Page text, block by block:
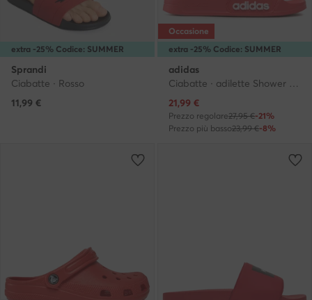
extra -25% Codice: SUMMER
Sprandi
Ciabatte · Rosso
11,99 €
extra -25% Codice: SUMMER
Occasione
adidas
Ciabatte · adilette Shower GZ5923 · Rosso
Prezzo attuale
21,99 €
Prezzo regolare27,95 €-21%
Prezzo più basso23,99 €-8%